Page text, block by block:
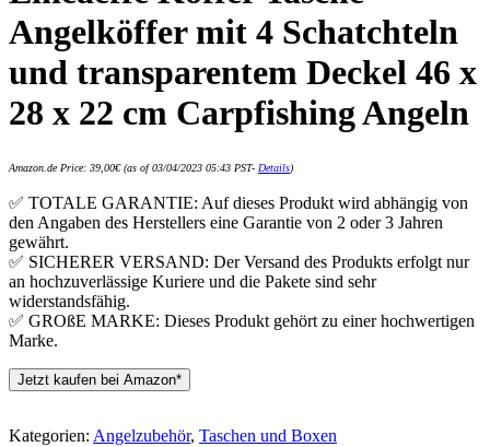
Angelköffer mit 4 Schatchteln
und transparentem Deckel 46 x
28 x 22 cm Carpfishing Angeln
Amazon.de Price: 39,00€(as of 03/04/2023 05:43 PST- Details)
✅ TOTALE GARANTIE: Auf dieses Produkt wird abhängig von
den Angaben des Herstellers eine Garantie von 2 oder 3 Jahren
gewährt.
✅ SICHERER VERSAND: Der Versand des Produkts erfolgt nur
an hochzuverlässige Kuriere und die Pakete sind sehr
widerstandsfähig.
✅ GROßE MARKE: Dieses Produkt gehört zu einer hochwertigen
Marke.
Jetzt kaufen bei Amazon*
Kategorien: Angelzubehör, Taschen und Boxen